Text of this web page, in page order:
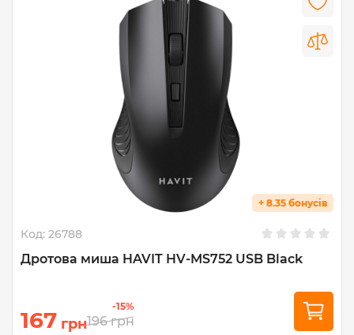
+ 8.35 бонусів
Код: 26788
Дротова миша HAVIT HV-MS752 USB Black
167 грн
-15%
196 грн